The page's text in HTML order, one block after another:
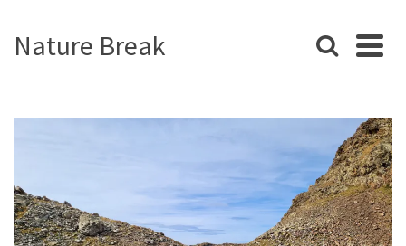
Nature Break